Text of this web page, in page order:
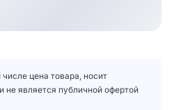
цена товара, носит
не является публичной офертой